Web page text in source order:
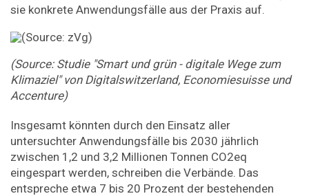
sie konkrete Anwendungsfälle aus der Praxis auf.
(Source: Studie "Smart und grün - digitale Wege zum
Klimaziel" von Digitalswitzerland, Economiesuisse und
Accenture)
Insgesamt könnten durch den Einsatz aller
untersuchter Anwendungsfälle bis 2030 jährlich
zwischen 1,2 und 3,2 Millionen Tonnen CO2eq
eingespart werden, schreiben die Verbände. Das
entspreche etwa 7 bis 20 Prozent der bestehenden